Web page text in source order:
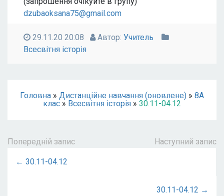
dzubaoksana75@gmail.com
29.11.20 20:08 Автор: Учитель
Всесвітня історія
Головна » Дистанційне навчання (оновлене) » 8А
клас » Всесвітня історія » 30.11-04.12
Попередній запис Наступний запис
← 30.11-04.12
30.11-04.12 →